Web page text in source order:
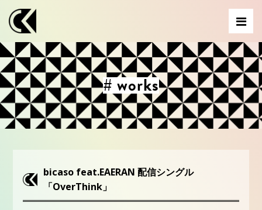
# works
bicaso feat.EAERAN 配信シングル
「OverThink」